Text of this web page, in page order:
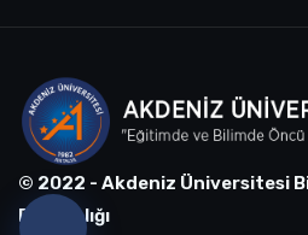
© 2022 - Akdeniz Üniversitesi
Başkanlığı